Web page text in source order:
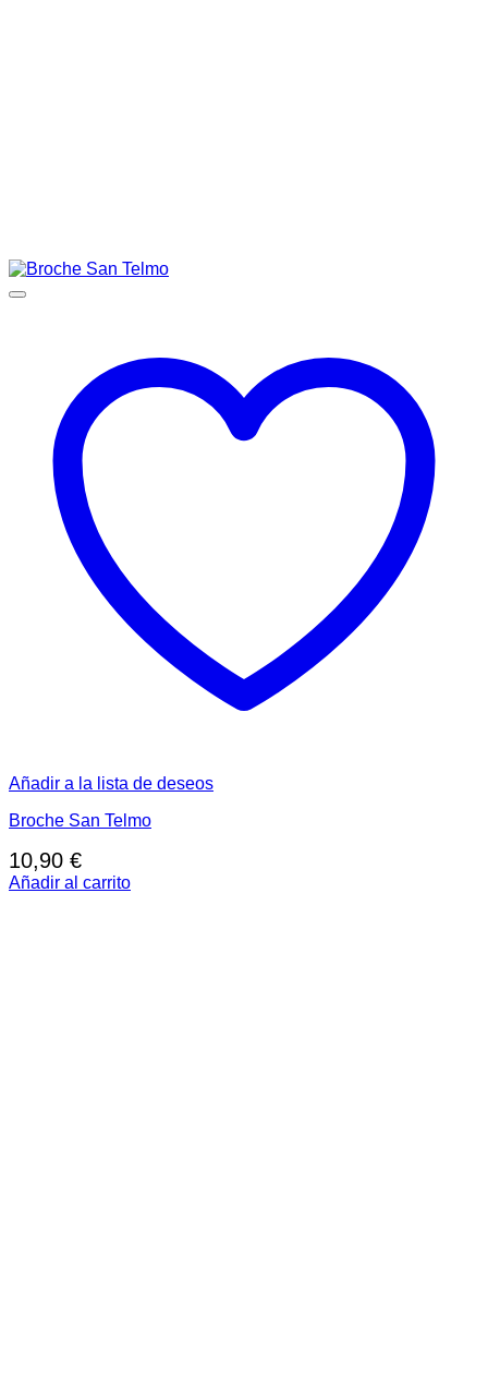
Añadir a la lista de deseos
Broche San Telmo
10,90 €
Añadir al carrito